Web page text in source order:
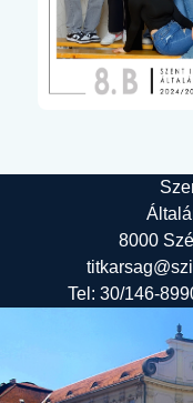
8000
Tel: 30/146-